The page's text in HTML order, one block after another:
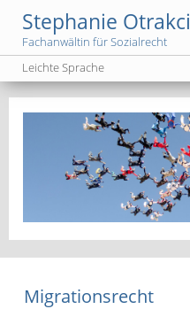
Stephanie Otrakci
Fachanwältin für Sozialrecht
Leichte Sprache
Migrationsrecht